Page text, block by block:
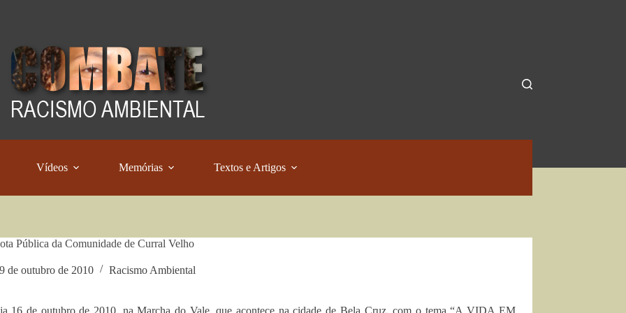
Vídeos Memórias Textos e Artigos
Pública da Comunidade de Curral Velho
de outubro de 2010 Racismo Ambiental
16 de outubro de 2010, na Marcha do Vale, que acontece na cidade de Bela Cruz, com o tema “A VIDA EM